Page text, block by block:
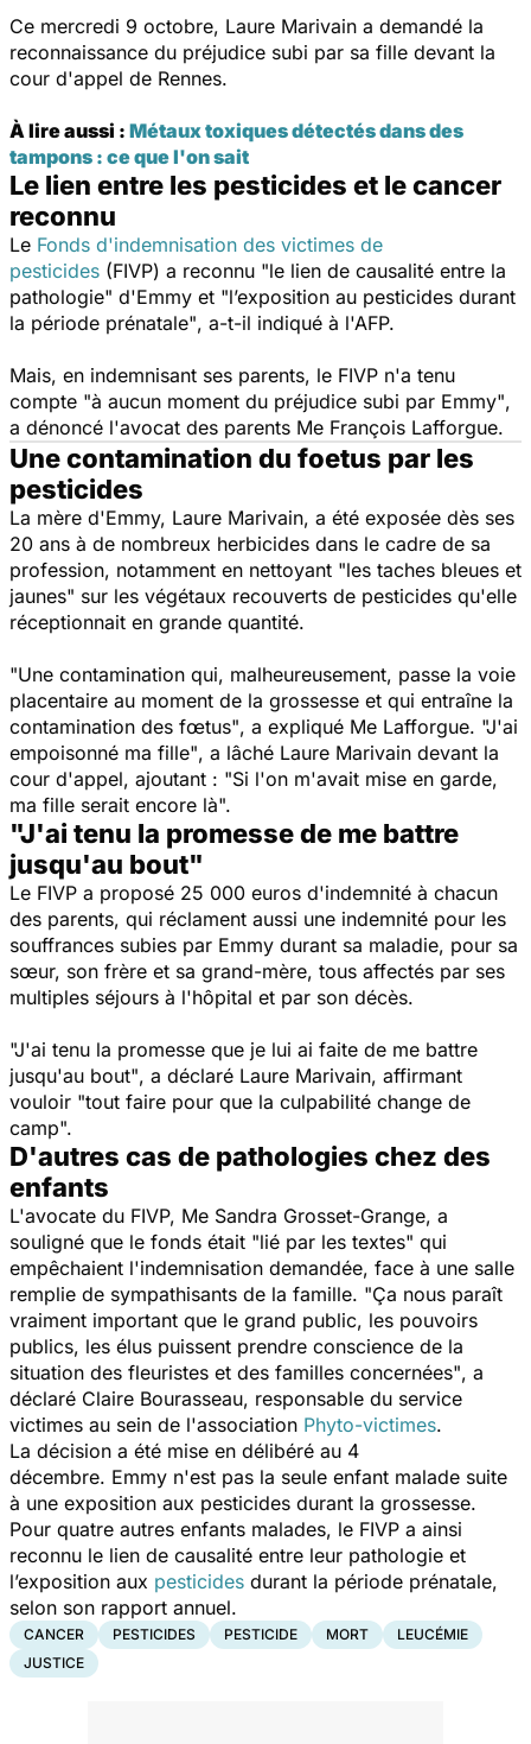
Ce mercredi 9 octobre, Laure Marivain a demandé la
reconnaissance du préjudice subi par sa fille devant la
cour d'appel de Rennes.
À lire aussi : Métaux toxiques détectés dans des
tampons : ce que l'on sait
Le lien entre les pesticides et le cancer
reconnu
Le Fonds d'indemnisation des victimes de
pesticides (FIVP) a reconnu "le lien de causalité entre la
pathologie" d'Emmy et "l’exposition au pesticides durant
la période prénatale", a-t-il indiqué à l'AFP.
Mais, en indemnisant ses parents, le FIVP n'a tenu
compte "à aucun moment du préjudice subi par Emmy",
a dénoncé l'avocat des parents Me François Lafforgue.
Une contamination du foetus par les
pesticides
La mère d'Emmy, Laure Marivain, a été exposée dès ses
20 ans à de nombreux herbicides dans le cadre de sa
profession, notamment en nettoyant "les taches bleues et
jaunes" sur les végétaux recouverts de pesticides qu'elle
réceptionnait en grande quantité.
"Une contamination qui, malheureusement, passe la voie
placentaire au moment de la grossesse et qui entraîne la
contamination des fœtus", a expliqué Me Lafforgue. "J'ai
empoisonné ma fille", a lâché Laure Marivain devant la
cour d'appel, ajoutant : "Si l'on m'avait mise en garde,
ma fille serait encore là".
"J'ai tenu la promesse de me battre
jusqu'au bout"
Le FIVP a proposé 25 000 euros d'indemnité à chacun
des parents, qui réclament aussi une indemnité pour les
souffrances subies par Emmy durant sa maladie, pour sa
sœur, son frère et sa grand-mère, tous affectés par ses
multiples séjours à l'hôpital et par son décès.
"J'ai tenu la promesse que je lui ai faite de me battre
jusqu'au bout", a déclaré Laure Marivain, affirmant
vouloir "tout faire pour que la culpabilité change de
camp".
D'autres cas de pathologies chez des
enfants
L'avocate du FIVP, Me Sandra Grosset-Grange, a
souligné que le fonds était "lié par les textes" qui
empêchaient l'indemnisation demandée, face à une salle
remplie de sympathisants de la famille. "Ça nous paraît
vraiment important que le grand public, les pouvoirs
publics, les élus puissent prendre conscience de la
situation des fleuristes et des familles concernées", a
déclaré Claire Bourasseau, responsable du service
victimes au sein de l'association Phyto-victimes.
La décision a été mise en délibéré au 4
décembre. Emmy n'est pas la seule enfant malade suite
à une exposition aux pesticides durant la grossesse.
Pour quatre autres enfants malades, le FIVP a ainsi
reconnu le lien de causalité entre leur pathologie et
l’exposition aux pesticides durant la période prénatale,
selon son rapport annuel.
CANCER PESTICIDES PESTICIDE MORT
LEUCÉMIE
JUSTICE